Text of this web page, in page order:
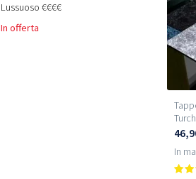
Lussuoso €€€€
In offerta
In